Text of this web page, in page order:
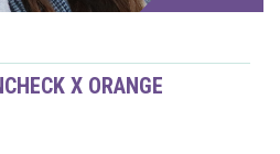
X ORANGE